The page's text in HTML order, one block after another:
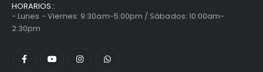
HORARIOS::
- Lunes - Viernes: 9:30am-5:00pm / Sábados: 10:00am-
2:30pm